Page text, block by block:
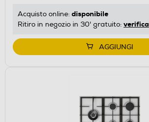
Acquisto online: disponibile
Ritiro in negozio in 30' gratuito: verifica
AGGIUNGI